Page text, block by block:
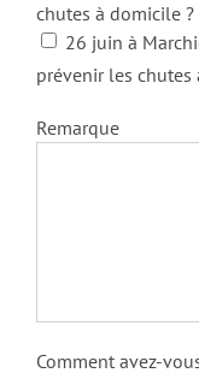
chutes à domicile ?
26 juin à
prévenir les chutes
Remarque
Comment avez-